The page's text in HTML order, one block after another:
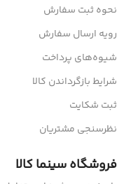
نحوه ثبت سفارش
رویه ارسال سفارش
شیوه‌های پرداخت
شرایط بازگرداندن کالا
ثبت شکایت
نظرسنجی مشتریان
فروشگاه سینما کالا